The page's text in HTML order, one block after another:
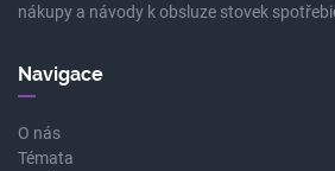
nákupy a návody k obsluze stovek
Navigace
O nás
Témata